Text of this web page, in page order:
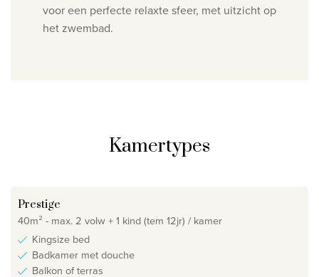
voor een perfecte relaxte sfeer, met uitzicht op
het zwembad.
Kamertypes
Prestige
40m² - max. 2 volw + 1 kind (tem 12jr) / kamer
Kingsize bed
Badkamer met douche
Balkon of terras